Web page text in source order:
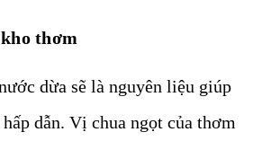
thơm
dừa sẽ là nguyên liệu giúp
dẫn. Vị chua ngọt của thơm